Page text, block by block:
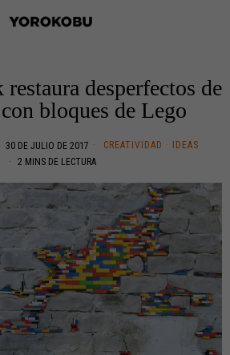
desperfectos de
bloques de Lego
30 DE JULIO DE 2017 CREATIVIDAD ·
IDEAS
2 MINS DE LECTURA